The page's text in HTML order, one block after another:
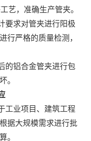
艺，准确生产管夹。
要求对管夹进行阳极
行严格的质量检测，
的铝合金管夹进行包
。
工业项目、建筑工程
据大规模需求进行批
。